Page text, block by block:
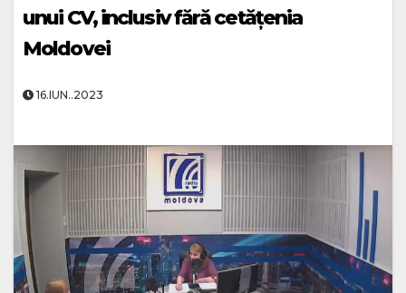
unui CV, inclusiv fără cetățenia
Moldovei
16.IUN..2023